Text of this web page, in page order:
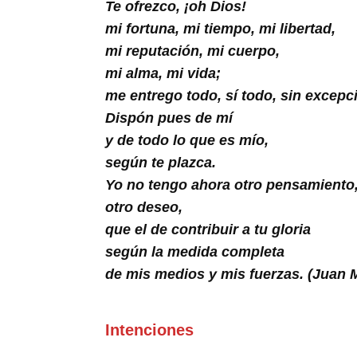
Te ofrezco, ¡oh Dios!
mi fortuna, mi tiempo, mi libertad,
mi reputación, mi cuerpo,
mi alma, mi vida;
me entrego todo, sí todo, sin
Dispón pues de mí
y de todo lo que es mío,
según te plazca.
Yo no tengo ahora otro pensamiento,
otro deseo,
que el de contribuir a tu gloria
según la medida completa
de mis medios y mis fuerzas. (Juan
Intenciones